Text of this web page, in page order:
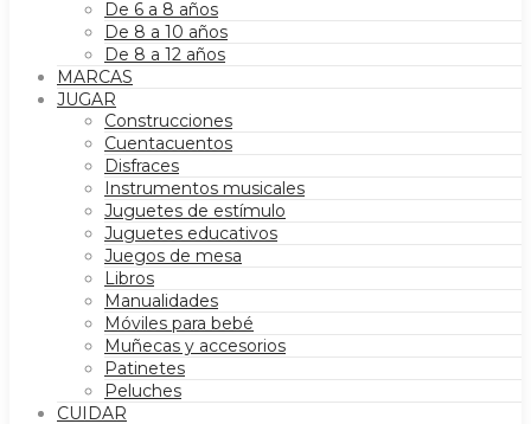
De 6 a 8 años
De 8 a 10 años
De 8 a 12 años
MARCAS
JUGAR
Construcciones
Cuentacuentos
Disfraces
Instrumentos musicales
Juguetes de estímulo
Juguetes educativos
Juegos de mesa
Libros
Manualidades
Móviles para bebé
Muñecas y accesorios
Patinetes
Peluches
CUIDAR